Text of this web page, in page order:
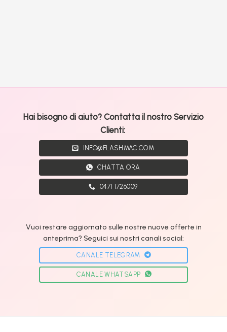
Hai bisogno di aiuto? Contatta il nostro Servizio
Clienti:
INFO@FLASHMAC.COM
CHATTA ORA
0471 1726009
Vuoi restare aggiornato sulle nostre nuove offerte in
anteprima? Seguici sui nostri canali social:
CANALE TELEGRAM
CANALE WHATSAPP